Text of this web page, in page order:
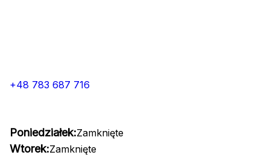
+48 783 687 716
Poniedziałek:Zamknięte
Wtorek:Zamknięte